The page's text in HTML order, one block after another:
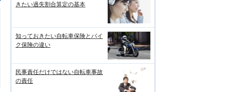
きたい過失割合算定の基本
知っておきたい自転車保険とバイ
ク保険の違い
民事責任だけではない自転車事故
の責任